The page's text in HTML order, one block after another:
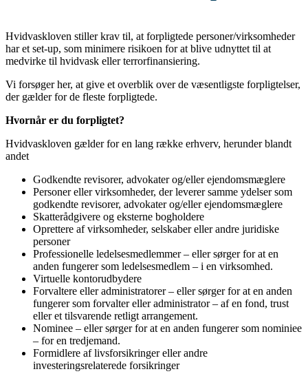
Hvidvaskloven stiller krav til, at forpligtede personer/virksomheder
har et set-up, som minimere risikoen for at blive udnyttet til at
medvirke til hvidvask eller terrorfinansiering.
Vi forsøger her, at give et overblik over de væsentligste forpligtelser,
der gælder for de fleste forpligtede.
Hvornår er du forpligtet?
Hvidvaskloven gælder for en lang række erhverv, herunder blandt
andet
Godkendte revisorer, advokater og/eller ejendomsmæglere
Personer eller virksomheder, der leverer samme ydelser som
godkendte revisorer, advokater og/eller ejendomsmæglere
Skatterådgivere og eksterne bogholdere
Oprettere af virksomheder, selskaber eller andre juridiske
personer
Professionelle ledelsesmedlemmer – eller sørger for at en
anden fungerer som ledelsesmedlem – i en virksomhed.
Virtuelle kontorudbydere
Forvaltere eller administratorer – eller sørger for at en anden
fungerer som forvalter eller administrator – af en fond, trust
eller et tilsvarende retligt arrangement.
Nominee – eller sørger for at en anden fungerer som nominiee
– for en tredjemand.
Formidlere af livsforsikringer eller andre
investeringsrelaterede forsikringer